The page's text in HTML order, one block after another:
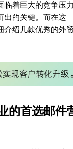
着巨大的竞争压
的关键。而在这
绍几款优秀的外
的首选邮件